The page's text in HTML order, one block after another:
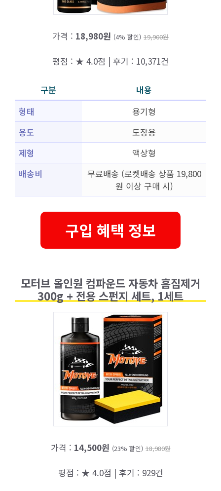
가격 : 18,980원 (4% 할인) 19,900원
평점 : ★ 4.0점 | 후기 : 10,371건
구분
내용
형태
용기형
용도
도장용
제형
액상형
배송비
무료배송 (로켓배송 상품 19,800
원 이상 구매 시)
구입 혜택 정보
모터브 올인원 컴파운드 자동차 흠집제거
300g + 전용 스펀지 세트, 1세트
가격 : 14,500원 (23% 할인) 18,980원
평점 : ★ 4.0점 | 후기 : 929건